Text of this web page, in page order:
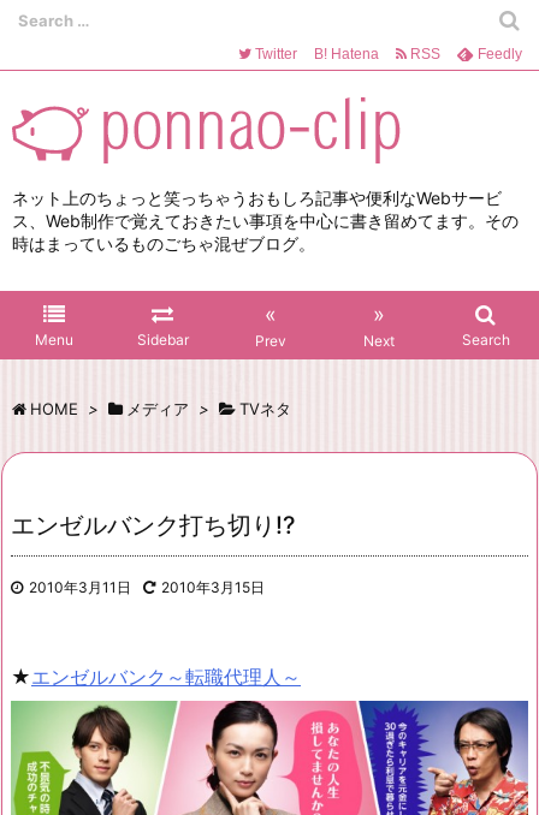
ネット上のちょっと笑っちゃうおもしろ記事や便利なWebサービ
ス、Web制作で覚えておきたい事項を中心に書き留めてます。その
時はまっているものごちゃ混ぜブログ。
Menu Sidebar
«
Prev
»
Next Search
Twitter B! Hatena RSS Feedly
HOME > メディア > TVネタ
エンゼルバンク打ち切り!?
2010年3月11日 2010年3月15日
★エンゼルバンク～転職代理人～